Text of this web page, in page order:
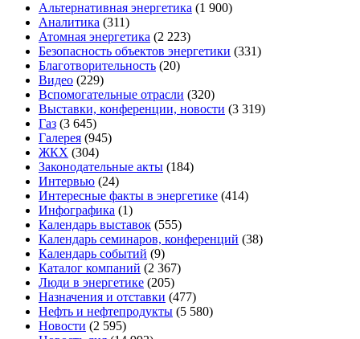
Альтернативная энергетика (1 900)
Аналитика (311)
Атомная энергетика (2 223)
Безопасность объектов энергетики (331)
Благотворительность (20)
Видео (229)
Вспомогательные отрасли (320)
Выставки, конференции, новости (3 319)
Газ (3 645)
Галерея (945)
ЖКХ (304)
Законодательные акты (184)
Интервью (24)
Интересные факты в энергетике (414)
Инфографика (1)
Календарь выставок (555)
Календарь семинаров, конференций (38)
Календарь событий (9)
Каталог компаний (2 367)
Люди в энергетике (205)
Назначения и отставки (477)
Нефть и нефтепродукты (5 580)
Новости (2 595)